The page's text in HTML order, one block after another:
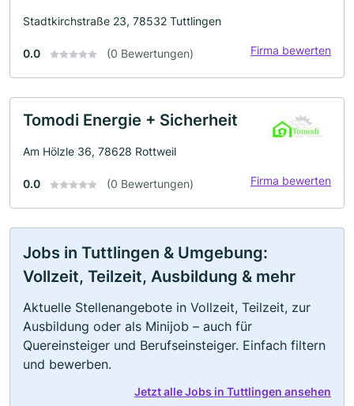
Stadtkirchstraße 23, 78532 Tuttlingen
0.0 (0 Bewertungen) Firma bewerten
Tomodi Energie + Sicherheit
Am Hölzle 36, 78628 Rottweil
0.0 (0 Bewertungen) Firma bewerten
Jobs in Tuttlingen & Umgebung:
Vollzeit, Teilzeit, Ausbildung & mehr
Aktuelle Stellenangebote in Vollzeit, Teilzeit, zur
Ausbildung oder als Minijob – auch für
Quereinsteiger und Berufseinsteiger. Einfach filtern
und bewerben.
Jetzt alle Jobs in Tuttlingen ansehen